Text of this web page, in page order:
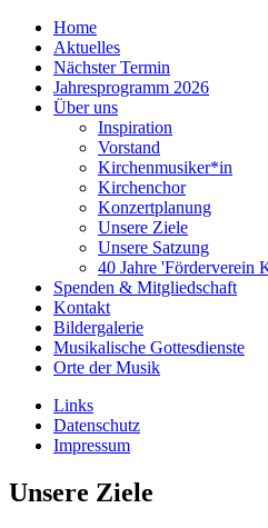
Home
Aktuelles
Nächster Termin
Jahresprogramm 2026
Über uns
Inspiration
Vorstand
Kirchenmusiker*in
Kirchenchor
Konzertplanung
Unsere Ziele
Unsere Satzung
40 Jahre 'Förderverein
Spenden & Mitgliedschaft
Kontakt
Bildergalerie
Musikalische Gottesdienste
Orte der Musik
Links
Datenschutz
Impressum
Unsere Ziele